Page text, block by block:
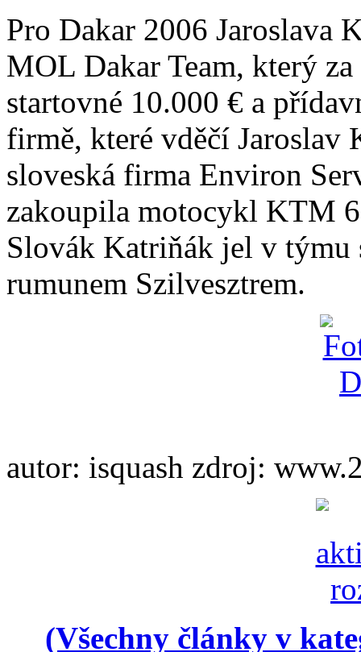
Pro Dakar 2006 Jaroslava
MOL Dakar Team, který
startovné 10.000 € a
firmě, které vděčí Jaroslav
sloveská firma Environ
zakoupila motocykl KTM
Slovák Katriňák jel v týmu
rumunem Szilvesztrem.
autor: isquash zdroj:
(Všechny články v